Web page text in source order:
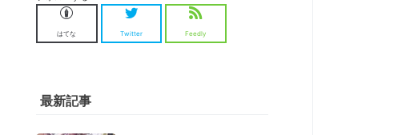
はてな Twitter Feedly
最新記事